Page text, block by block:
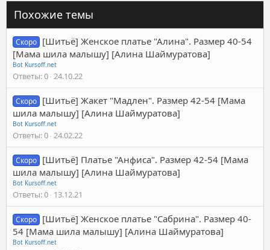
Похожие темы
Скоро [Шитьё] Женское платье "Алина". Размер 40-54
[Мама шила малышу] [Алина Шаймуратова]
Bot Kursoff.net
Ответы 0 24.10.22
Скоро [Шитьё] Жакет "Мадлен". Размер 42-54 [Мама
шила малышу] [Алина Шаймуратова]
Bot Kursoff.net
Ответы 0 24.02.22
Скоро [Шитьё] Платье "Анфиса". Размер 42-54 [Мама
шила малышу] [Алина Шаймуратова]
Bot Kursoff.net
Ответы 0 13.12.21
Скоро [Шитьё] Женское платье "Сабрина". Размер 40-
54 [Мама шила малышу] [Алина Шаймуратова]
Bot Kursoff.net